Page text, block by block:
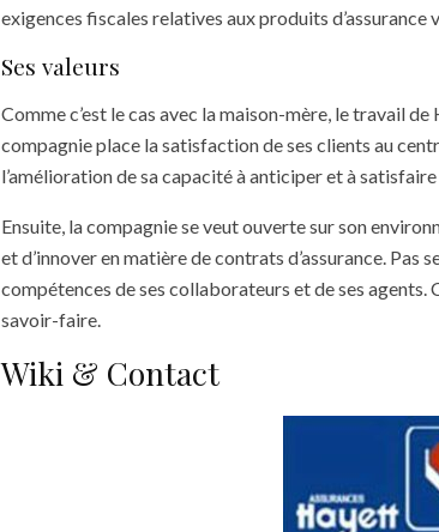
exigences fiscales relatives aux produits d’assurance
Ses valeurs
Comme c’est le cas avec la maison-mère, le travail
compagnie place la satisfaction de ses clients au
l’amélioration de sa capacité à anticiper et à satisfaire
Ensuite, la compagnie se veut ouverte sur son
et d’innover en matière de contrats d’assurance.
compétences de ses collaborateurs et de ses agents.
savoir-faire.
Wiki & Contact